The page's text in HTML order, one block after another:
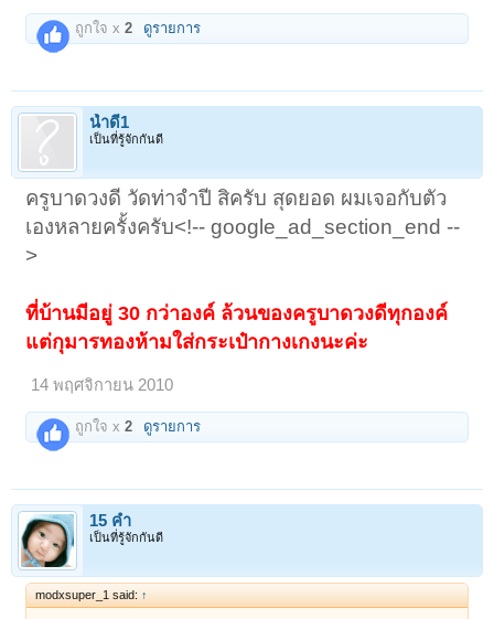
ถูกใจ x2 ดูรายการ
น้ำดี1
เป็นที่รู้จักกันดี
ครูบาดวงดี วัดท่าจำปี สิครับ สุดยอด ผมเจอกับตัว
เองหลายครั้งครับ<!-- google_ad_section_end --
>
ที่บ้านมีอยู่ 30 กว่าองค์ ล้วนของครูบาดวงดีทุกองค์
แต่กุมารทองห้ามใส่กระเป๋ากางเกงนะค่ะ
14 พฤศจิกายน 2010
ถูกใจ x2 ดูรายการ
15 ค่ำ
เป็นที่รู้จักกันดี
modxsuper_1 said: ↑